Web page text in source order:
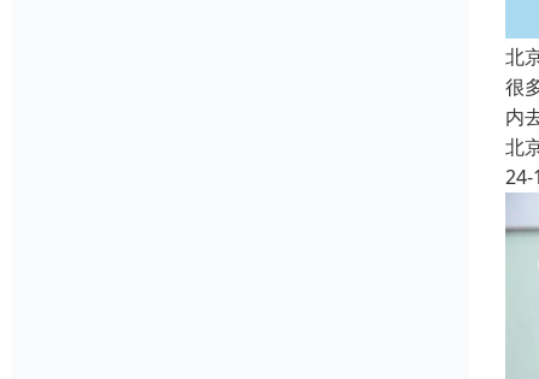
北
很
内
北
24-